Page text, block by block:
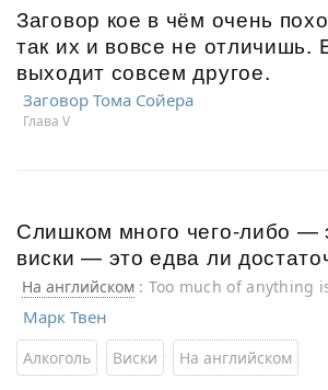
Заговор кое в чём очень
так их и вовсе не отличишь.
выходит совсем другое.
Заговор Тома Сойера
Глава V
Слишком много чего-либо —
виски — это едва ли
На английском : Too much of anything
enough.
Марк Твен
Алкоголь Виски На английском